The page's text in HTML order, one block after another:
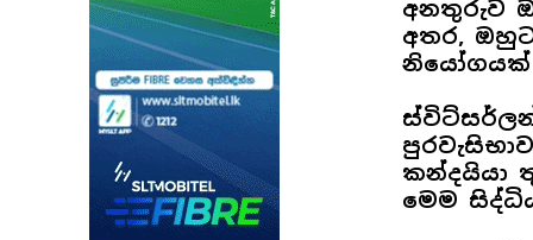
අනතුරුව
අතර,
නියෝගයක්
කන්දයියා
මෙම